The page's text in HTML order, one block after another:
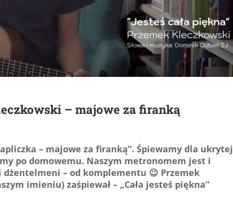
– majowe za firanką
– majowe za firanką”. Śpiewamy dla ukrytej
po domowemu. Naszym metronomem jest i
dżentelmeni – od komplementu 😉 Przemek
imieniu) zaśpiewał – „Cała jesteś piękna”